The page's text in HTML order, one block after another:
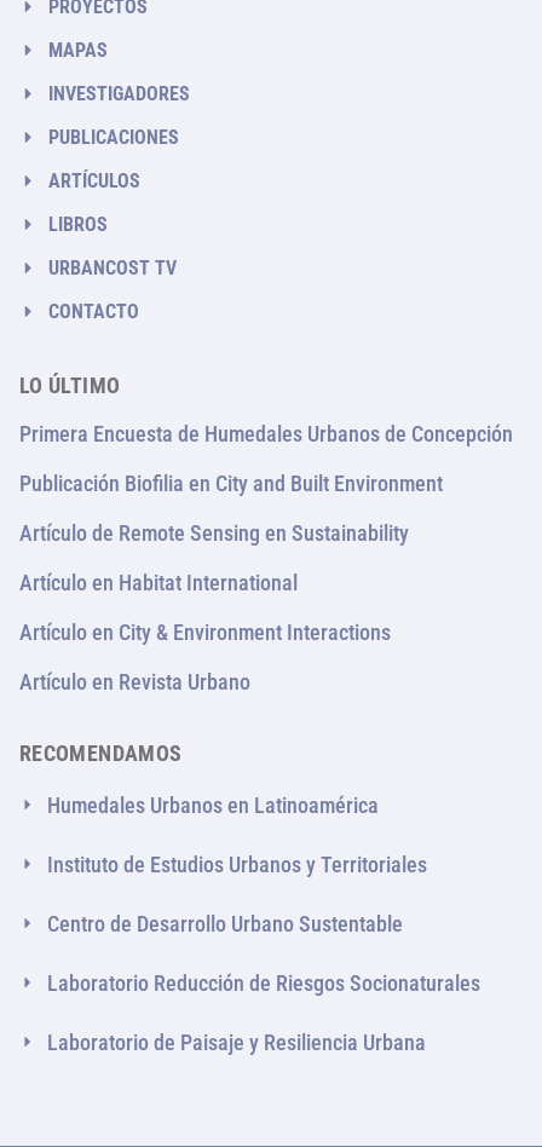
PROYECTOS
MAPAS
INVESTIGADORES
PUBLICACIONES
ARTÍCULOS
LIBROS
URBANCOST TV
CONTACTO
LO ÚLTIMO
Primera Encuesta de Humedales Urbanos de Concepción
Publicación Biofilia en City and Built Environment
Artículo de Remote Sensing en Sustainability
Artículo en Habitat International
Artículo en City & Environment Interactions
Artículo en Revista Urbano
RECOMENDAMOS
Humedales Urbanos en Latinoamérica
Instituto de Estudios Urbanos y Territoriales
Centro de Desarrollo Urbano Sustentable
Laboratorio Reducción de Riesgos Socionaturales
Laboratorio de Paisaje y Resiliencia Urbana